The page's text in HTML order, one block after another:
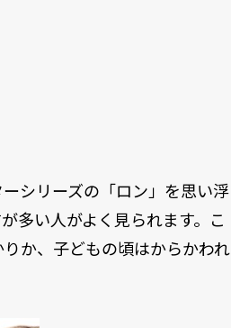
シリーズの「ロン」を思い浮
多い人がよく見られます。こ
か、子どもの頃はからかわれ